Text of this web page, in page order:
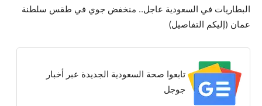
البطاريات في السعودية عاجل.. منخفض جوي في طقس سلطنة
عمان (إليكم التفاصيل)
تابعوا صحة السعودية الجديدة عبر أخبار
جوجل